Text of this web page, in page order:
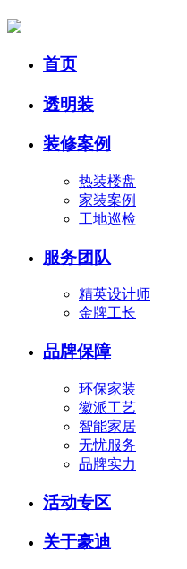
首页
透明装
装修案例
热装楼盘
家装案例
工地巡检
服务团队
精英设计师
金牌工长
品牌保障
环保家装
徽派工艺
智能家居
无忧服务
品牌实力
活动专区
关于豪迪